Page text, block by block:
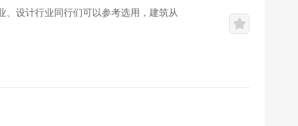
设计行业同行们可以参考选用，建筑从